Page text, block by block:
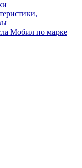
Мобил по марке